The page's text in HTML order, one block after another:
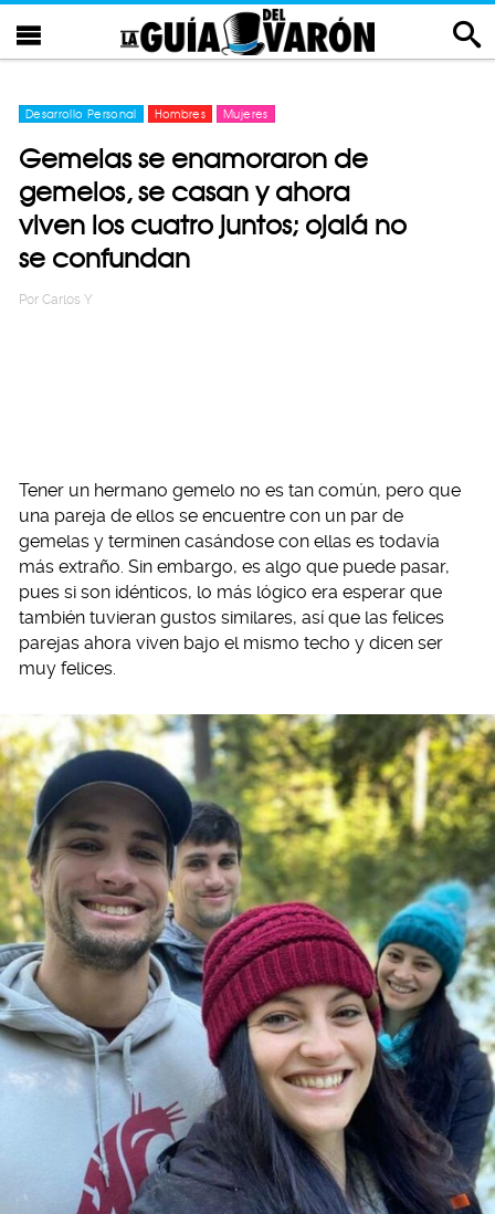
Desarrollo Personal Hombres Mujeres
Gemelas se enamoraron de
gemelos, se casan y ahora
viven los cuatro juntos; ojalá no
se confundan
Por Carlos Y
Tener un hermano gemelo no es tan común, pero que
una pareja de ellos se encuentre con un par de
gemelas y terminen casándose con ellas es todavía
más extraño. Sin embargo, es algo que puede pasar,
pues si son idénticos, lo más lógico era esperar que
también tuvieran gustos similares, así que las felices
parejas ahora viven bajo el mismo techo y dicen ser
muy felices.